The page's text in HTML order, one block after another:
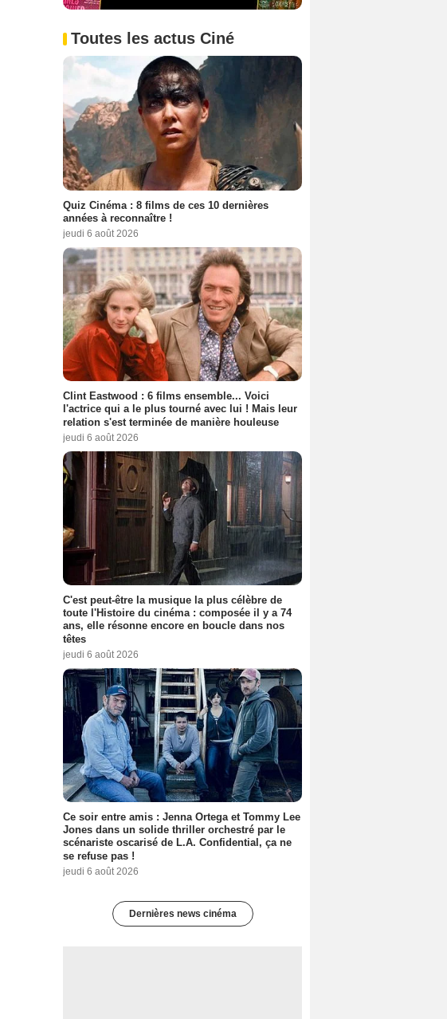
Toutes les actus Ciné
Quiz Cinéma : 8 films de ces 10 dernières
années à reconnaître !
jeudi 6 août 2026
Clint Eastwood : 6 films ensemble... Voici
l'actrice qui a le plus tourné avec lui ! Mais leur
relation s'est terminée de manière houleuse
jeudi 6 août 2026
C'est peut-être la musique la plus célèbre de
toute l'Histoire du cinéma : composée il y a 74
ans, elle résonne encore en boucle dans nos
têtes
jeudi 6 août 2026
Ce soir entre amis : Jenna Ortega et Tommy Lee
Jones dans un solide thriller orchestré par le
scénariste oscarisé de L.A. Confidential, ça ne
se refuse pas !
jeudi 6 août 2026
Dernières news cinéma